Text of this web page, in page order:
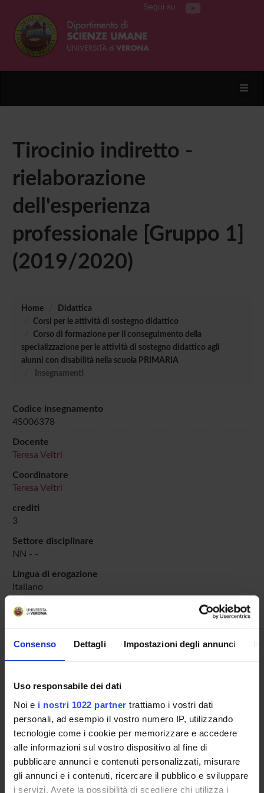
Consenso Dettagli Impostazioni degli annunci
Uso responsabile dei dati
Noi e i nostri 1022 partner trattiamo i vostri dati
personali, ad esempio il vostro numero IP, utilizzando
tecnologie come i cookie per memorizzare e accedere
alle informazioni sul vostro dispositivo al fine di
pubblicare annunci e contenuti personalizzati, misurare
gli annunci e i contenuti, ricercare il pubblico e sviluppare
i servizi. Avete la possibilità di scegliere chi utilizza i
Segui su
Tirocinio indiretto -
rielaborazione
dell'esperienza
professionale [Gruppo 1]
(2019/2020)
Home
Didattica
Corsi per le attività di sostegno didattico
Corso di formazione per il conseguimento della
specializzazione per le attività di sostegno didattico agli
alunni con disabilità nella scuola PRIMARIA
Insegnamenti
Codice insegnamento
4S006378
Docente
Teresa Veltri
Coordinatore
Teresa Veltri
crediti
3
Settore disciplinare
NN - -
Lingua di erogazione
Italiano
Periodo
didattico
Avvisi relativi al corso
Vai all'orario delle lezioni